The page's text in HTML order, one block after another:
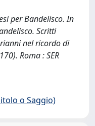
per Bandelisco. In
Scritti
nel ricordo di
Roma : SER
o Saggio)